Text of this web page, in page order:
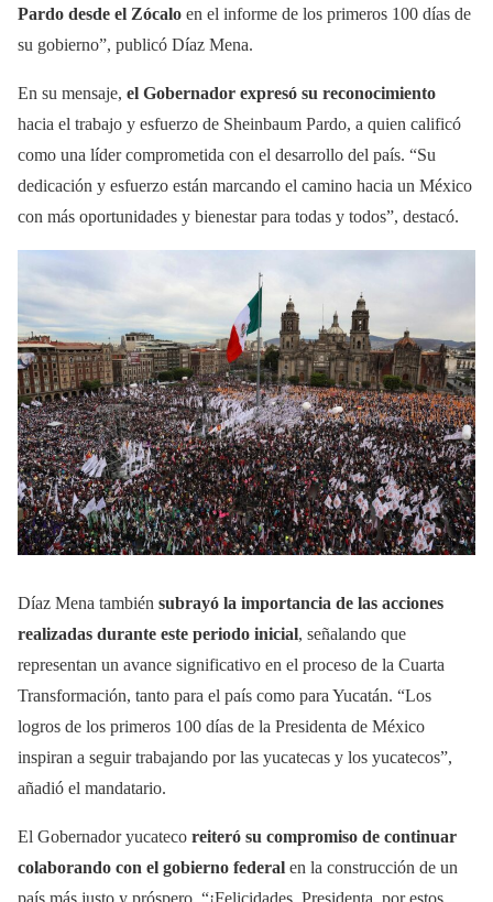
Pardo desde el Zócalo en el informe de los primeros 100 días de
su gobierno”, publicó Díaz Mena.
En su mensaje, el Gobernador expresó su reconocimiento
hacia el trabajo y esfuerzo de Sheinbaum Pardo, a quien calificó
como una líder comprometida con el desarrollo del país. “Su
dedicación y esfuerzo están marcando el camino hacia un México
con más oportunidades y bienestar para todas y todos”, destacó.
Díaz Mena también subrayó la importancia de las acciones
realizadas durante este periodo inicial, señalando que
representan un avance significativo en el proceso de la Cuarta
Transformación, tanto para el país como para Yucatán. “Los
logros de los primeros 100 días de la Presidenta de México
inspiran a seguir trabajando por las yucatecas y los yucatecos”,
añadió el mandatario.
El Gobernador yucateco reiteró su compromiso de continuar
colaborando con el gobierno federal en la construcción de un
país más justo y próspero. “¡Felicidades, Presidenta, por estos